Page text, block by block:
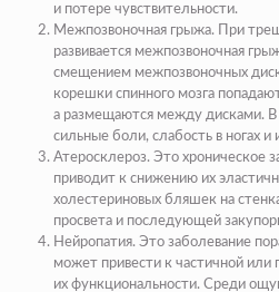
и потере чувствительности.
Межпозвоночная грыжа. При
развивается межпозвоночная
смещением межпозвоночных
корешки спинного мозга
а размещаются между дисками. В
сильные боли, слабость в ногах
Атеросклероз. Это хроническое
приводит к снижению их
холестериновых бляшек на
просвета и последующей
Нейропатия. Это заболевание
может привести к частичной или
их функциональности. Среди